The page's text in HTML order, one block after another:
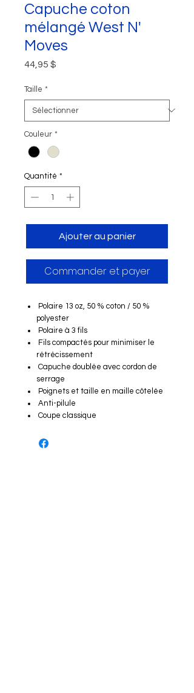
Capuche coton
mélangé West N'
Moves
44,95 $
Taille *
Couleur *
Quantité *
Ajouter au panier
Commander et payer
Polaire 13 oz, 50 % coton / 50 %
polyester
Polaire à 3 fils
Fils compactés pour minimiser le
rétrécissement
Capuche doublée avec cordon de
serrage
Poignets et taille en maille côtelée
Anti-pilule
Coupe classique